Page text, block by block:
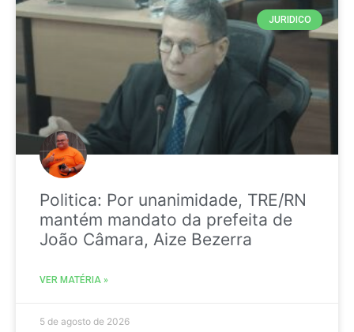
JURIDICO
Politica: Por unanimidade, TRE/RN
mantém mandato da prefeita de
João Câmara, Aize Bezerra
VER MATÉRIA »
5 de agosto de 2026